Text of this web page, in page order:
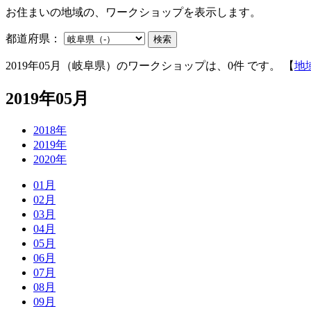
お住まいの地域の、ワークショップを表示します。
都道府県： 検索
2019年05月（岐阜県）のワークショップは、0件 です。 【地
2019年05月
2018年
2019年
2020年
01月
02月
03月
04月
05月
06月
07月
08月
09月